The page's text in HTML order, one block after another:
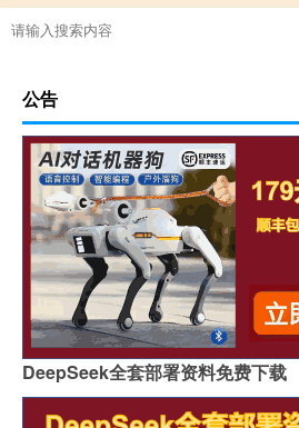
公告
DeepSeek全套部署资料免费下载